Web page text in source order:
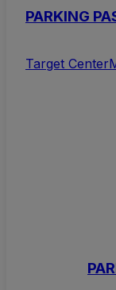
PARKING
Target Center